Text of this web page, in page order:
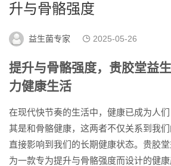
升与骨骼强度
益生菌专家 2025-05-26
提升与骨骼强度，贵胶堂益
力健康生活
在现代快节奏的生活中，健康已成为人
其是和骨骼健康，这两者不仅关系到我
直接影响到我们的长期健康状态。贵胶
为一款专为提升与骨骼强度而设计的健